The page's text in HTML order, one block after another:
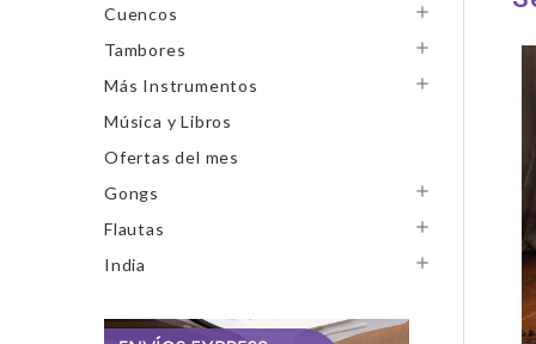
Cuencos 
Tambores 
Más Instrumentos 
Música y Libros
Ofertas del mes
Gongs

Flautas 
India 